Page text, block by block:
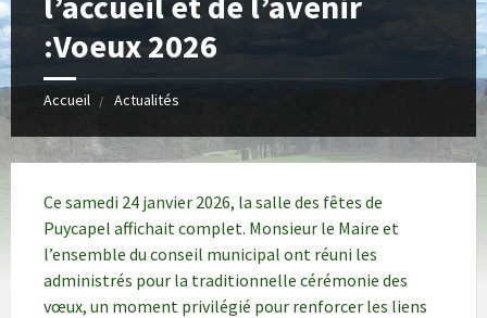
:Voeux 2026
Accueil Actualités
Ce samedi 24 janvier 2026, la salle des fêtes de
Puycapel affichait complet. Monsieur le Maire et
l’ensemble du conseil municipal ont réuni les
administrés pour la traditionnelle cérémonie des
vœux, un moment privilégié pour renforcer les liens